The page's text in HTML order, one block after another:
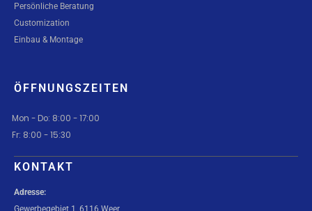
Persönliche Beratung
Customization
Einbau & Montage
ÖFFNUNGSZEITEN
Mon - Do: 8:00 - 17:00
Fr: 8:00 - 15:30
KONTAKT
Adresse:
Gewerbegebiet 1, 6116 Weer